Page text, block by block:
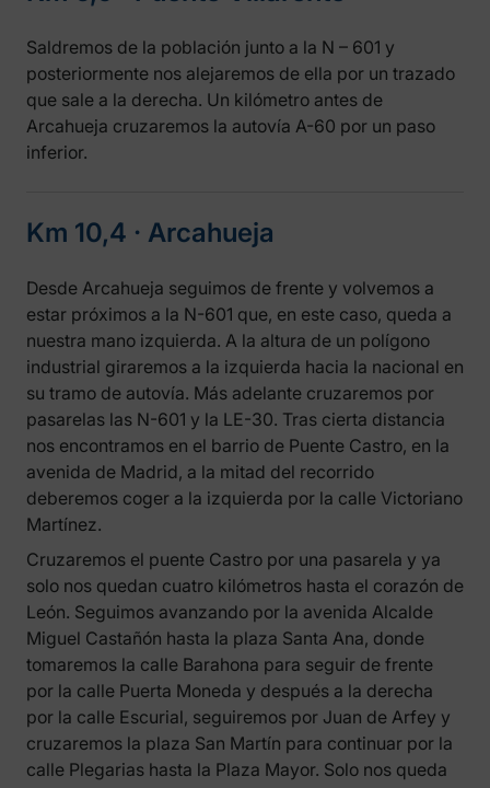
Saldremos de la población junto a la N – 601 y
posteriormente nos alejaremos de ella por un trazado
que sale a la derecha. Un kilómetro antes de
Arcahueja cruzaremos la autovía A-60 por un paso
inferior.
Km 10,4 ‧ Arcahueja
Desde Arcahueja seguimos de frente y volvemos a
estar próximos a la N-601 que, en este caso, queda a
nuestra mano izquierda. A la altura de un polígono
industrial giraremos a la izquierda hacia la nacional en
su tramo de autovía. Más adelante cruzaremos por
pasarelas las N-601 y la LE-30. Tras cierta distancia
nos encontramos en el barrio de Puente Castro, en la
avenida de Madrid, a la mitad del recorrido
deberemos coger a la izquierda por la calle Victoriano
Martínez.
Cruzaremos el puente Castro por una pasarela y ya
solo nos quedan cuatro kilómetros hasta el corazón de
León. Seguimos avanzando por la avenida Alcalde
Miguel Castañón hasta la plaza Santa Ana, donde
tomaremos la calle Barahona para seguir de frente
por la calle Puerta Moneda y después a la derecha
por la calle Escurial, seguiremos por Juan de Arfey y
cruzaremos la plaza San Martín para continuar por la
calle Plegarias hasta la Plaza Mayor. Solo nos queda